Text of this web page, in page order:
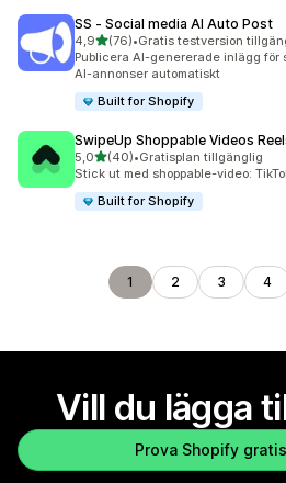
SS ‑ Social media AI Auto Post
4,9av 5 stjärnor
(76)
76 recensioner totalt
•Gratis testversion
Publicera AI-genererade inlägg för
AI-annonser automatiskt
Built for Shopify
SwipeUp Shoppable Videos
5,0av 5 stjärnor
(40)
40 recensioner totalt
•Gratisplan tillgänglig
Stick ut med shoppable-video:
Built for Shopify
1 2 3 4
Vill du lägga
Prova Shopify